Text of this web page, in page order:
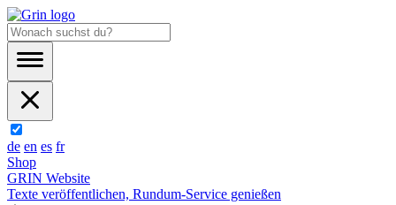
de en es fr
Shop
GRIN Website
Texte veröffentlichen, Rundum-Service genießen